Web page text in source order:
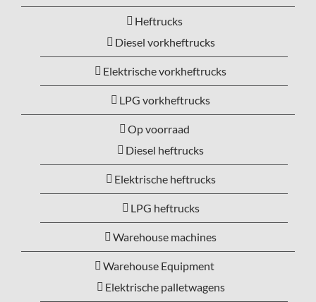
Heftrucks
Diesel vorkheftrucks
Elektrische vorkheftrucks
LPG vorkheftrucks
Op voorraad
Diesel heftrucks
Elektrische heftrucks
LPG heftrucks
Warehouse machines
Warehouse Equipment
Elektrische palletwagens